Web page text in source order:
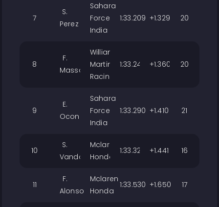
7
S.
Perez
Sahara
Force
India
1:33.209 +1.329 20
8
F.
Massa
Williams
Martini
Racing
1:33.240 +1.360 20
9
E.
Ocon
Sahara
Force
India
1:33.290 +1.410 21
10
S.
Vandoorne
Mclaren
Honda
1:33.321 +1.441 16
11
F.
Alonso
Mclaren
Honda
1:33.530 +1.650 17